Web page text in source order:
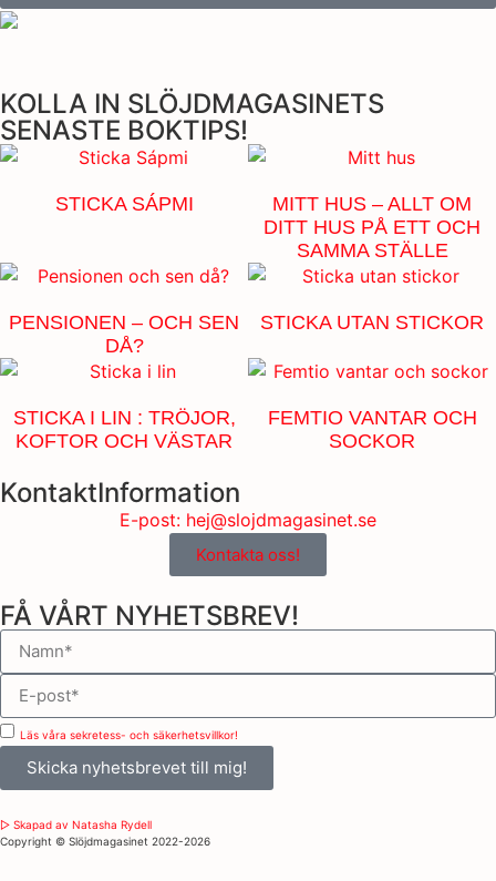
KOLLA IN SLÖJDMAGASINETS
SENASTE BOKTIPS!
STICKA SÁPMI
MITT HUS – ALLT OM
DITT HUS PÅ ETT OCH
SAMMA STÄLLE
PENSIONEN – OCH SEN
DÅ?
STICKA UTAN STICKOR
STICKA I LIN : TRÖJOR,
KOFTOR OCH VÄSTAR
FEMTIO VANTAR OCH
SOCKOR
KontaktInformation
E-post: hej@slojdmagasinet.se
Kontakta oss!
FÅ VÅRT NYHETSBREV!
Läs våra sekretess- och säkerhetsvillkor!
Skicka nyhetsbrevet till mig!
▷ Skapad av Natasha Rydell
Copyright ©️ Slöjdmagasinet 2022-2026